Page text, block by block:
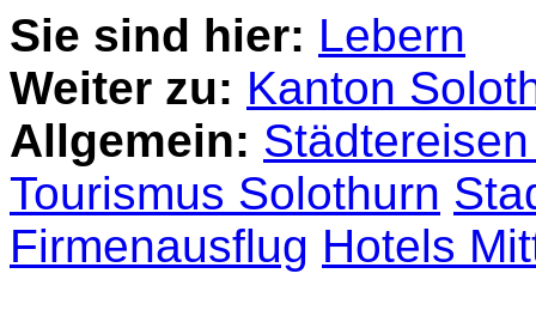
Sie sind hier: Lebern
Weiter zu: Kanton
Allgemein:
Tourismus Solothurn
Firmenausflug Hotels